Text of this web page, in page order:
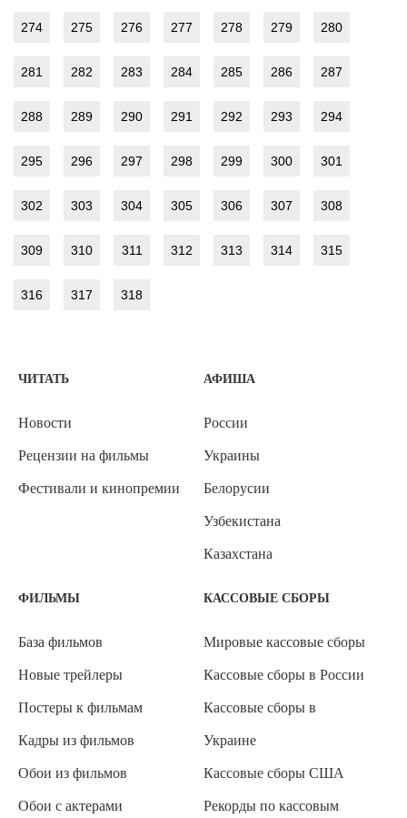
274 275 276 277 278 279 280
281 282 283 284 285 286 287
288 289 290 291 292 293 294
295 296 297 298 299 300 301
302 303 304 305 306 307 308
309 310 311 312 313 314 315
316 317 318
ЧИТАТЬ
Новости
Рецензии на фильмы
Фестивали и кинопремии
АФИША
России
Украины
Белорусии
Узбекистана
Казахстана
ФИЛЬМЫ
База фильмов
Новые трейлеры
Постеры к фильмам
Кадры из фильмов
Обои из фильмов
Обои с актерами
КАССОВЫЕ СБОРЫ
Мировые кассовые сборы
Кассовые сборы в России
Кассовые сборы в
Украине
Кассовые сборы США
Рекорды по кассовым